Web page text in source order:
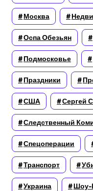
Москва
Оспа Обезьян
Подмосковье
Праздники
США Сергей
Следственный
Спецоперации
Транспорт
Украина Шоу-